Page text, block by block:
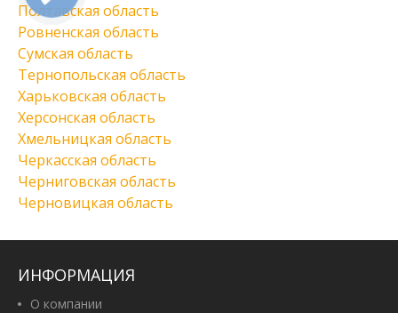
Полтавская область
Ровненская область
Сумская область
Тернопольская область
Харьковская область
Херсонская область
Хмельницкая область
Черкасская область
Черниговская область
Черновицкая область
ИНФОРМАЦИЯ
О компании